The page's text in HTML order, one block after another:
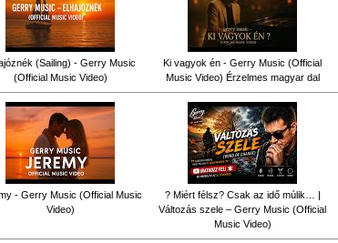
(Sailing) - Gerry Music
(Official Music Video)
Ki vagyok én - Gerry Music (Official
Music Video) Érzelmes magyar dal
- Gerry Music (Official Music
Video)
? Miért félsz? Csak az idő múlik… |
Változás szele – Gerry Music (Official
Music Video)